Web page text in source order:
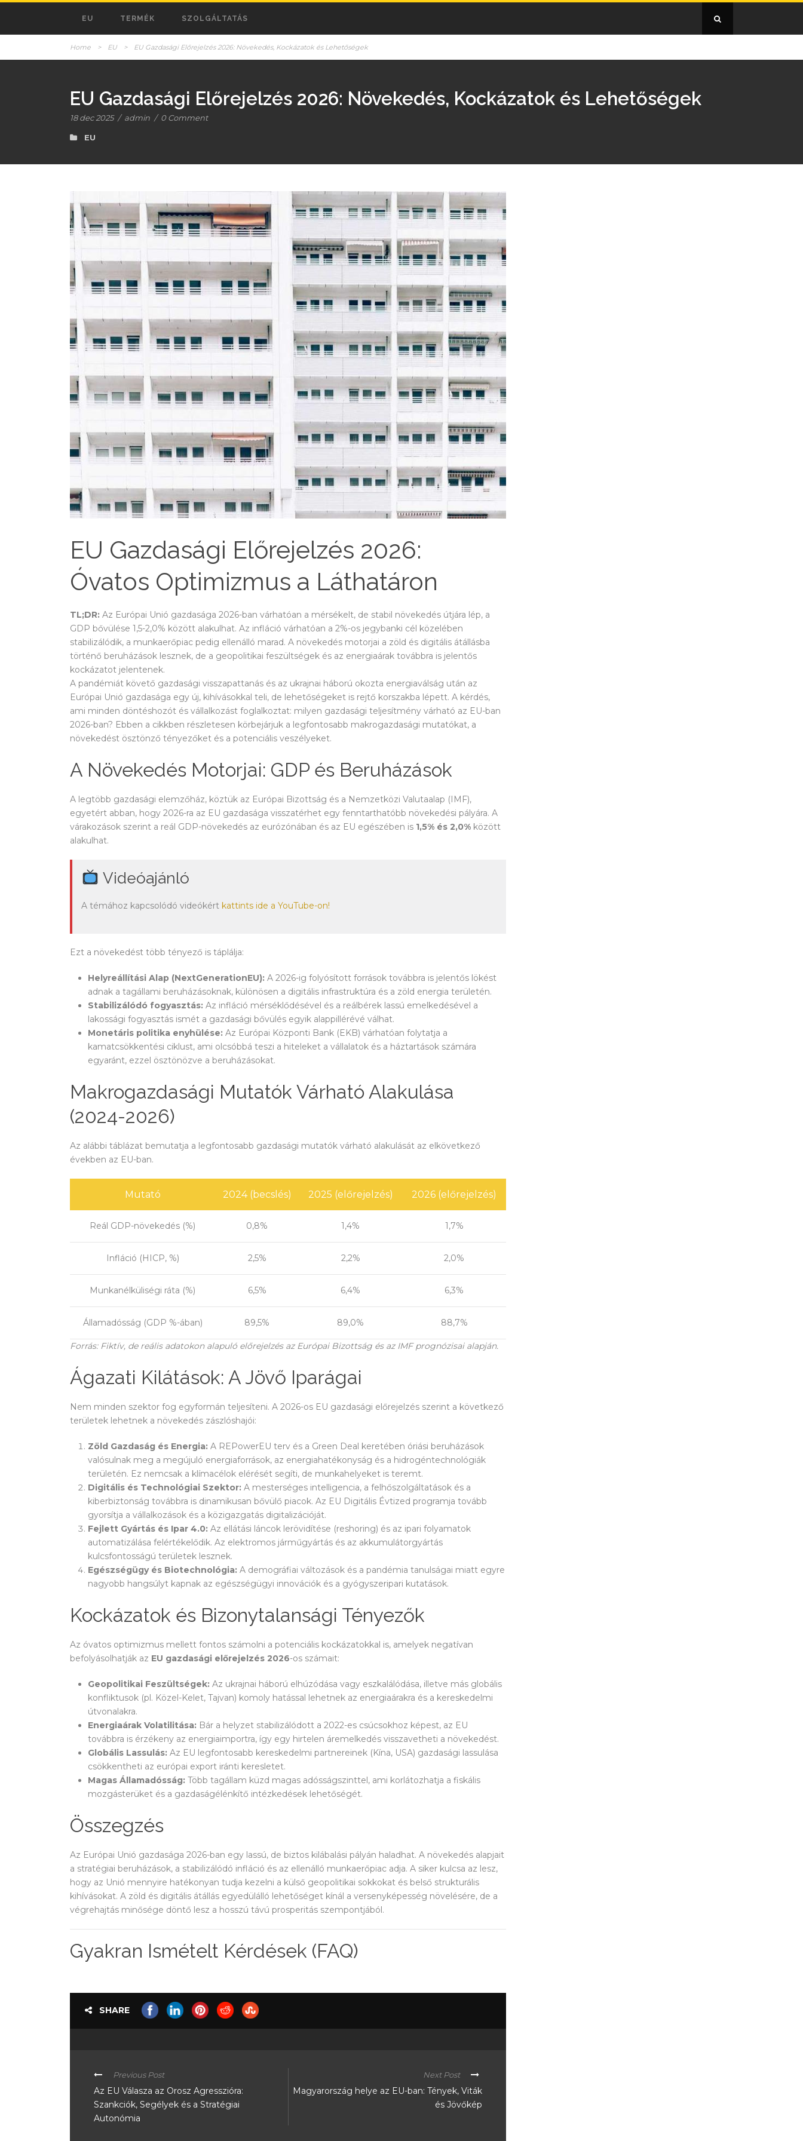
EU TERMÉK SZOLGÁLTATÁS
Home > EU > EU Gazdasági Előrejelzés 2026: Növekedés, Kockázatok és Lehetőségek
EU Gazdasági Előrejelzés 2026: Növekedés, Kockázatok és Lehetőségek
18 dec 2025 / admin / 0 Comment
EU
EU Gazdasági Előrejelzés 2026:
Óvatos Optimizmus a Láthatáron
TL;DR: Az Európai Unió gazdasága 2026-ban várhatóan a mérsékelt, de stabil növekedés útjára lép, a
GDP bővülése 1,5-2,0% között alakulhat. Az infláció várhatóan a 2%-os jegybanki cél közelében
stabilizálódik, a munkaerőpiac pedig ellenálló marad. A növekedés motorjai a zöld és digitális átállásba
történő beruházások lesznek, de a geopolitikai feszültségek és az energiaárak továbbra is jelentős
kockázatot jelentenek.
A pandémiát követő gazdasági visszapattanás és az ukrajnai háború okozta energiaválság után az
Európai Unió gazdasága egy új, kihívásokkal teli, de lehetőségeket is rejtő korszakba lépett. A kérdés,
ami minden döntéshozót és vállalkozást foglalkoztat: milyen gazdasági teljesítmény várható az EU-ban
2026-ban? Ebben a cikkben részletesen körbejárjuk a legfontosabb makrogazdasági mutatókat, a
növekedést ösztönző tényezőket és a potenciális veszélyeket.
A Növekedés Motorjai: GDP és Beruházások
A legtöbb gazdasági elemzőház, köztük az Európai Bizottság és a Nemzetközi Valutaalap (IMF),
egyetért abban, hogy 2026-ra az EU gazdasága visszatérhet egy fenntarthatóbb növekedési pályára. A
várakozások szerint a reál GDP-növekedés az eurózónában és az EU egészében is 1,5% és 2,0% között
alakulhat.
Videóajánló
A témához kapcsolódó videókért kattints ide a YouTube-on!
Ezt a növekedést több tényező is táplálja:
Helyreállítási Alap (NextGenerationEU): A 2026-ig folyósított források továbbra is jelentős lökést
adnak a tagállami beruházásoknak, különösen a digitális infrastruktúra és a zöld energia területén.
Stabilizálódó fogyasztás: Az infláció mérséklődésével és a reálbérek lassú emelkedésével a
lakossági fogyasztás ismét a gazdasági bővülés egyik alappillérévé válhat.
Monetáris politika enyhülése: Az Európai Központi Bank (EKB) várhatóan folytatja a
kamatcsökkentési ciklust, ami olcsóbbá teszi a hiteleket a vállalatok és a háztartások számára
egyaránt, ezzel ösztönözve a beruházásokat.
Makrogazdasági Mutatók Várható Alakulása
(2024-2026)
Az alábbi táblázat bemutatja a legfontosabb gazdasági mutatók várható alakulását az elkövetkező
években az EU-ban.
Mutató 2024 (becslés) 2025 (előrejelzés) 2026 (előrejelzés)
Reál GDP-növekedés (%) 0,8% 1,4% 1,7%
Infláció (HICP, %) 2,5% 2,2% 2,0%
Munkanélküliségi ráta (%) 6,5% 6,4% 6,3%
Államadósság (GDP %-ában) 89,5% 89,0% 88,7%
Forrás: Fiktív, de reális adatokon alapuló előrejelzés az Európai Bizottság és az IMF prognózisai alapján.
Ágazati Kilátások: A Jövő Iparágai
Nem minden szektor fog egyformán teljesíteni. A 2026-os EU gazdasági előrejelzés szerint a következő
területek lehetnek a növekedés zászlóshajói:
Zöld Gazdaság és Energia: A REPowerEU terv és a Green Deal keretében óriási beruházások
valósulnak meg a megújuló energiaforrások, az energiahatékonyság és a hidrogéntechnológiák
területén. Ez nemcsak a klímacélok elérését segíti, de munkahelyeket is teremt.
Digitális és Technológiai Szektor: A mesterséges intelligencia, a felhőszolgáltatások és a
kiberbiztonság továbbra is dinamikusan bővülő piacok. Az EU Digitális Évtized programja tovább
gyorsítja a vállalkozások és a közigazgatás digitalizációját.
Fejlett Gyártás és Ipar 4.0: Az ellátási láncok lerövidítése (reshoring) és az ipari folyamatok
automatizálása felértékelődik. Az elektromos járműgyártás és az akkumulátorgyártás
kulcsfontosságú területek lesznek.
Egészségügy és Biotechnológia: A demográfiai változások és a pandémia tanulságai miatt egyre
nagyobb hangsúlyt kapnak az egészségügyi innovációk és a gyógyszeripari kutatások.
Kockázatok és Bizonytalansági Tényezők
Az óvatos optimizmus mellett fontos számolni a potenciális kockázatokkal is, amelyek negatívan
befolyásolhatják az EU gazdasági előrejelzés 2026-os számait:
Geopolitikai Feszültségek: Az ukrajnai háború elhúzódása vagy eszkalálódása, illetve más globális
konfliktusok (pl. Közel-Kelet, Tajvan) komoly hatással lehetnek az energiaárakra és a kereskedelmi
útvonalakra.
Energiaárak Volatilitása: Bár a helyzet stabilizálódott a 2022-es csúcsokhoz képest, az EU
továbbra is érzékeny az energiaimportra, így egy hirtelen áremelkedés visszavetheti a növekedést.
Globális Lassulás: Az EU legfontosabb kereskedelmi partnereinek (Kína, USA) gazdasági lassulása
csökkentheti az európai export iránti keresletet.
Magas Államadósság: Több tagállam küzd magas adósságszinttel, ami korlátozhatja a fiskális
mozgásterüket és a gazdaságélénkítő intézkedések lehetőségét.
Összegzés
Az Európai Unió gazdasága 2026-ban egy lassú, de biztos kilábalási pályán haladhat. A növekedés alapjait
a stratégiai beruházások, a stabilizálódó infláció és az ellenálló munkaerőpiac adja. A siker kulcsa az lesz,
hogy az Unió mennyire hatékonyan tudja kezelni a külső geopolitikai sokkokat és belső strukturális
kihívásokat. A zöld és digitális átállás egyedülálló lehetőséget kínál a versenyképesség növelésére, de a
végrehajtás minősége döntő lesz a hosszú távú prosperitás szempontjából.
Gyakran Ismételt Kérdések (FAQ)
SHARE
Previous Post
Az EU Válasza az Orosz Agresszióra:
Szankciók, Segélyek és a Stratégiai
Autonómia
Next Post
Magyarország helye az EU-ban: Tények, Viták
és Jövőkép